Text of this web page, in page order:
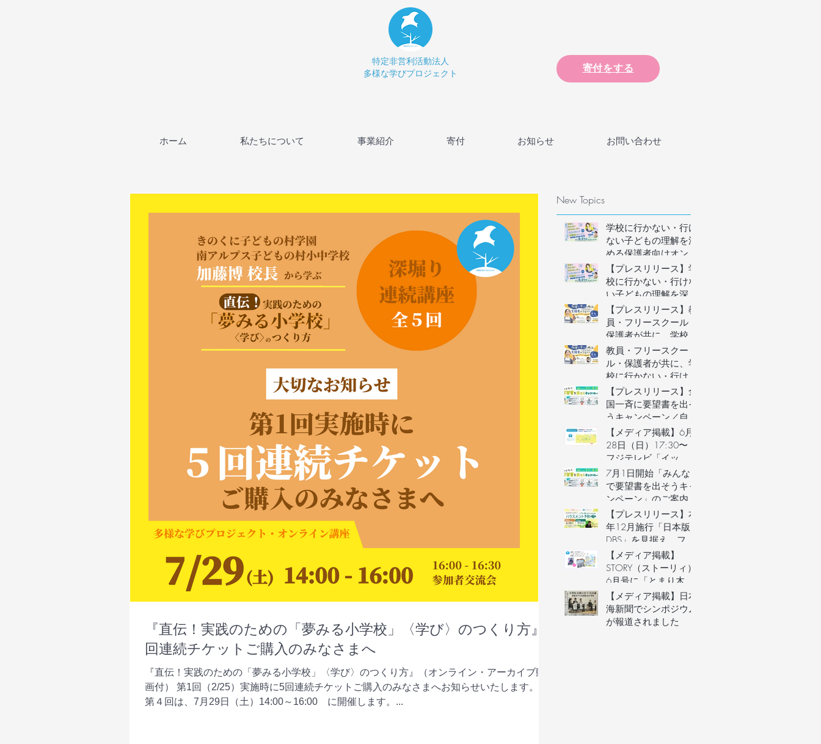
特定非営利活動法人
多様な学びプロジェクト
寄付をする
ホーム 私たちについて 事業紹介 寄付 お知らせ お問い合わせ
『直伝！実践のための「夢みる小学校」〈学び〉のつくり方』5
回連続チケットご購入のみなさまへ
『直伝！実践のための「夢みる小学校」〈学び〉のつくり方』（オンライン・アーカイブ動
画付） 第1回（2/25）実施時に5回連続チケットご購入のみなさまへお知らせいたします。 🍀
第４回は、7月29日（土）14:00～16:00 に開催します。...
New Topics
学校に行かない・行け
ない子どもの理解を深
める保護者向けオンラ
インイベントの参加者
を募集します（長野県
主催）
【プレスリリース】学
校に行かない・行けな
い子どもの理解を深め
る保護者向けオンライ
ンイベントを開催
【プレスリリース】教
員・フリースクール・
保護者が共に、学校に
行かない・行けない子
どもの気持ちを理解す
るオンラインイベント
を開催
教員・フリースクー
ル・保護者が共に、学
校に行かない・行けな
い子どもの気持ちを理
解するオンラインイベ
ントの参加者を募集し
ます（長野県主催）
【プレスリリース】全
国一斉に要望書を出そ
うキャンペーン／自治
体予算要望支援AIの利
用権つき！／不登校家
庭への支援制度づくり
へ
【メディア掲載】6月
28日（日）17:30〜
フジテレビ「イッ
ト！」で街のとまり木
が紹介されました！
7月1日開始「みんな
で要望書を出そうキャ
ンペーン」のご案内
&7月3日説明会開催
【プレスリリース】本
年12月施行「日本版
DBS」を見据え、フリ
ースクール運営者など
子どもに関わる大人の
ための「ハラスメント
予防講座」を6月20日
(土)にオンライン開
催。フリースクール等
の安心安全な組織づく
【メディア掲載】
STORY（ストーリィ）
6月号に「とまり木オ
ンライン」を掲載いた
だきました！
【メディア掲載】日本
海新聞でシンポジウム
が報道されました